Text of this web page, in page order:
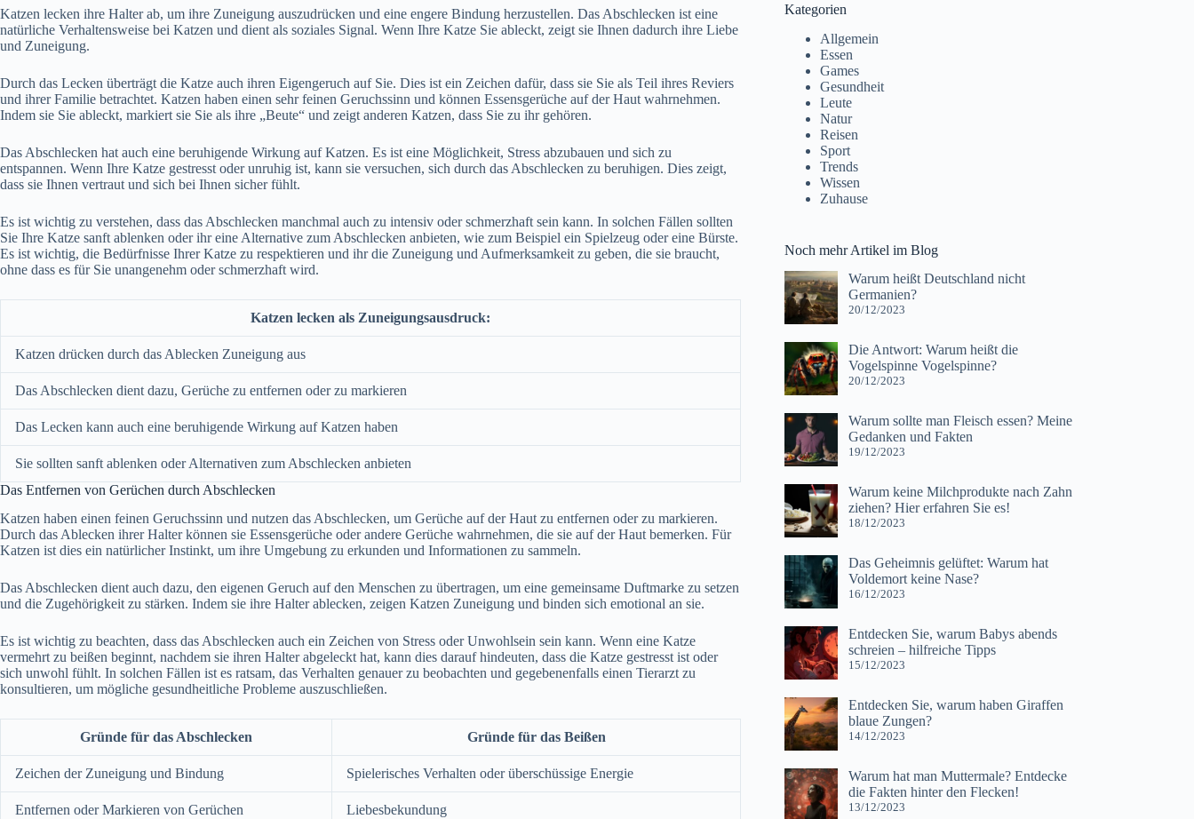
Katzen lecken ihre Halter ab, um ihre Zuneigung auszudrücken und eine engere Bindung herzustellen. Das Abschlecken ist eine
natürliche Verhaltensweise bei Katzen und dient als soziales Signal. Wenn Ihre Katze Sie ableckt, zeigt sie Ihnen dadurch ihre Liebe
und Zuneigung.
Durch das Lecken überträgt die Katze auch ihren Eigengeruch auf Sie. Dies ist ein Zeichen dafür, dass sie Sie als Teil ihres Reviers
und ihrer Familie betrachtet. Katzen haben einen sehr feinen Geruchssinn und können Essensgerüche auf der Haut wahrnehmen.
Indem sie Sie ableckt, markiert sie Sie als ihre „Beute“ und zeigt anderen Katzen, dass Sie zu ihr gehören.
Das Abschlecken hat auch eine beruhigende Wirkung auf Katzen. Es ist eine Möglichkeit, Stress abzubauen und sich zu
entspannen. Wenn Ihre Katze gestresst oder unruhig ist, kann sie versuchen, sich durch das Abschlecken zu beruhigen. Dies zeigt,
dass sie Ihnen vertraut und sich bei Ihnen sicher fühlt.
Es ist wichtig zu verstehen, dass das Abschlecken manchmal auch zu intensiv oder schmerzhaft sein kann. In solchen Fällen sollten
Sie Ihre Katze sanft ablenken oder ihr eine Alternative zum Abschlecken anbieten, wie zum Beispiel ein Spielzeug oder eine Bürste.
Es ist wichtig, die Bedürfnisse Ihrer Katze zu respektieren und ihr die Zuneigung und Aufmerksamkeit zu geben, die sie braucht,
ohne dass es für Sie unangenehm oder schmerzhaft wird.
Katzen lecken als Zuneigungsausdruck:
Katzen drücken durch das Ablecken Zuneigung aus
Das Abschlecken dient dazu, Gerüche zu entfernen oder zu markieren
Das Lecken kann auch eine beruhigende Wirkung auf Katzen haben
Sie sollten sanft ablenken oder Alternativen zum Abschlecken anbieten
Das Entfernen von Gerüchen durch Abschlecken
Katzen haben einen feinen Geruchssinn und nutzen das Abschlecken, um Gerüche auf der Haut zu entfernen oder zu markieren.
Durch das Ablecken ihrer Halter können sie Essensgerüche oder andere Gerüche wahrnehmen, die sie auf der Haut bemerken. Für
Katzen ist dies ein natürlicher Instinkt, um ihre Umgebung zu erkunden und Informationen zu sammeln.
Das Abschlecken dient auch dazu, den eigenen Geruch auf den Menschen zu übertragen, um eine gemeinsame Duftmarke zu setzen
und die Zugehörigkeit zu stärken. Indem sie ihre Halter ablecken, zeigen Katzen Zuneigung und binden sich emotional an sie.
Es ist wichtig zu beachten, dass das Abschlecken auch ein Zeichen von Stress oder Unwohlsein sein kann. Wenn eine Katze
vermehrt zu beißen beginnt, nachdem sie ihren Halter abgeleckt hat, kann dies darauf hindeuten, dass die Katze gestresst ist oder
sich unwohl fühlt. In solchen Fällen ist es ratsam, das Verhalten genauer zu beobachten und gegebenenfalls einen Tierarzt zu
konsultieren, um mögliche gesundheitliche Probleme auszuschließen.
Gründe für das Abschlecken Gründe für das Beißen
Zeichen der Zuneigung und Bindung Spielerisches Verhalten oder überschüssige Energie
Entfernen oder Markieren von Gerüchen Liebesbekundung
Kategorien
Allgemein
Essen
Games
Gesundheit
Leute
Natur
Reisen
Sport
Trends
Wissen
Zuhause
Noch mehr Artikel im Blog
Warum heißt Deutschland nicht
Germanien?
20/12/2023
Die Antwort: Warum heißt die
Vogelspinne Vogelspinne?
20/12/2023
Warum sollte man Fleisch essen? Meine
Gedanken und Fakten
19/12/2023
Warum keine Milchprodukte nach Zahn
ziehen? Hier erfahren Sie es!
18/12/2023
Das Geheimnis gelüftet: Warum hat
Voldemort keine Nase?
16/12/2023
Entdecken Sie, warum Babys abends
schreien – hilfreiche Tipps
15/12/2023
Entdecken Sie, warum haben Giraffen
blaue Zungen?
14/12/2023
Warum hat man Muttermale? Entdecke
die Fakten hinter den Flecken!
13/12/2023